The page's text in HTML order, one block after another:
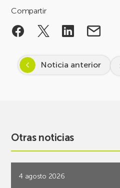
Compartir
Noticia anterior
Otras noticias
4 agosto 2026